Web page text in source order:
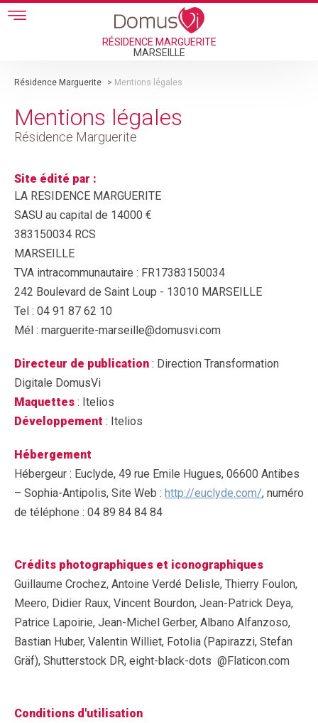
Skip to main content
RÉSIDENCE MARGUERITE
MARSEILLE
Résidence Marguerite > Mentions légales
Mentions légales
Résidence Marguerite
Site édité par :
LA RESIDENCE MARGUERITE
SASU au capital de 14000 €
383150034 RCS
MARSEILLE
TVA intracommunautaire : FR17383150034
242 Boulevard de Saint Loup - 13010 MARSEILLE
Tel : 04 91 87 62 10
Mél : marguerite-marseille@domusvi.com
Directeur de publication : Direction Transformation
Digitale DomusVi
Maquettes : Itelios
Développement : Itelios
Hébergement
Hébergeur : Euclyde, 49 rue Emile Hugues, 06600 Antibes
– Sophia-Antipolis, Site Web : http://euclyde.com/, numéro
de téléphone : 04 89 84 84 84
Crédits photographiques et iconographiques
Guillaume Crochez, Antoine Verdé Delisle, Thierry Foulon,
Meero, Didier Raux, Vincent Bourdon, Jean-Patrick Deya,
Patrice Lapoirie, Jean-Michel Gerber, Albano Alfanzoso,
Bastian Huber, Valentin Williet, Fotolia (Papirazzi, Stefan
Gräf), Shutterstock DR, eight-black-dots @Flaticon.com
Conditions d'utilisation